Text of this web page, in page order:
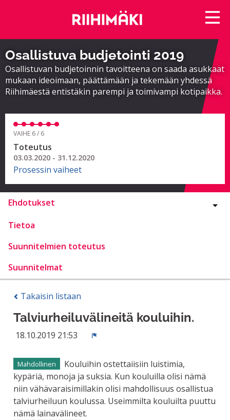
Osallistuva budjetointi 2019
Osallistuvan budjetoinnin tavoitteena on saada asukkaat
mukaan ideoimaan, päättämään ja tekemään yhdessä
Riihimäestä entistäkin parempi ja toimivampi kotipaikka.
VAIHE 6 / 6
Toteutus
03.03.2020 - 31.12.2020
Prosessin vaiheet
Ehdotukset
Tietoa
Suunnitelmien toteutus
Suunnitelmat
Takaisin listaan
Talviurheiluvälineitä kouluihin.
18.10.2019 21:53
Mahdollinen
Kouluihin ostettaiisiin luistimia,
kypäriä, monoja ja suksia. Kun kouluilla olisi nämä
niin vähävaraisimillakin olisi mahdollisuus osallistua
talviurheiluun koulussa. Useimmilta kouluilta puuttu
nämä lainavälineet.